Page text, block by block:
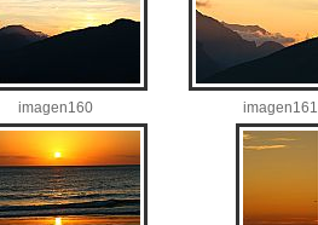
imagen160 imagen161